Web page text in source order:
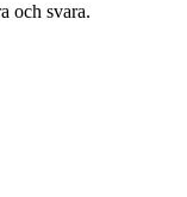
och svara.